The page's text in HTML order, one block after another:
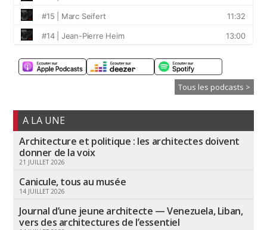
Tous les podcasts >
A LA UNE
Architecture et politique : les architectes doivent
donner de la voix
21 JUILLET 2026
Canicule, tous au musée
14 JUILLET 2026
Journal d’une jeune architecte — Venezuela, Liban,
vers des architectures de l’essentiel